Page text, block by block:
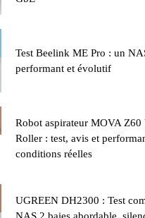
Test Beelink ME Pro : un
performant et évolutif
Robot aspirateur MOVA Z60
Roller : test, avis et
conditions réelles
UGREEN DH2300 : Test